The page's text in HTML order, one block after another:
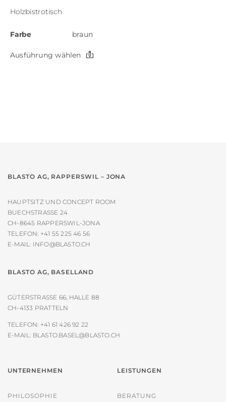
Holzbistrotisch
Farbe braun
Ausführung wählen
Dieses
der
gewählt
werden
BLASTO AG, RAPPERSWIL – JONA
HAUPTSITZ UND CONCEPT ROOM
BUECHSTRASSE 24
CH-8645 RAPPERSWIL-JONA
TELEFON: +41 55 225 46 56
E-MAIL: INFO@BLASTO.CH
BLASTO AG, BASELLAND
GÜTERSTRASSE 66, HALLE 88
CH-4133 PRATTELN
TELEFON: +41 61 426 92 22
E-MAIL: BLASTO.BASEL@BLASTO.CH
UNTERNEHMEN
PHILOSOPHIE
LEISTUNGEN
BERATUNG